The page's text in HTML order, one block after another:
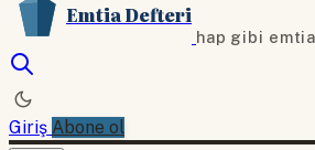
Emtia Defteri
hap gibi
Giriş Abone ol